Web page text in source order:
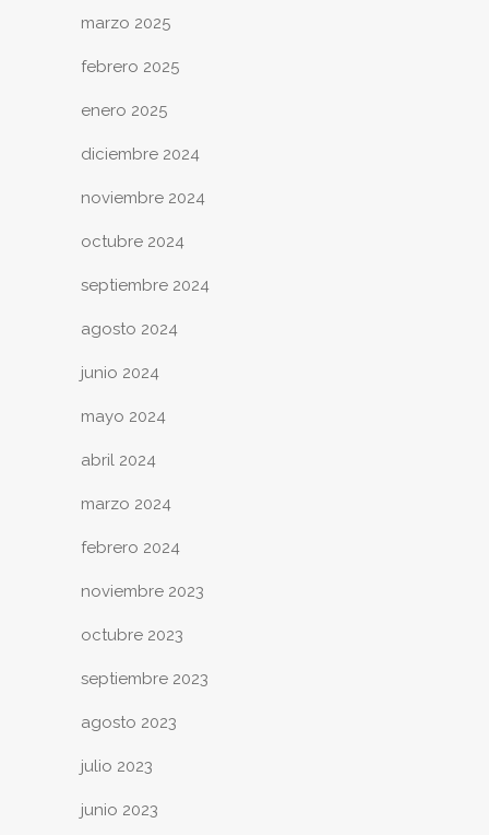
marzo 2025
febrero 2025
enero 2025
diciembre 2024
noviembre 2024
octubre 2024
septiembre 2024
agosto 2024
junio 2024
mayo 2024
abril 2024
marzo 2024
febrero 2024
noviembre 2023
octubre 2023
septiembre 2023
agosto 2023
julio 2023
junio 2023